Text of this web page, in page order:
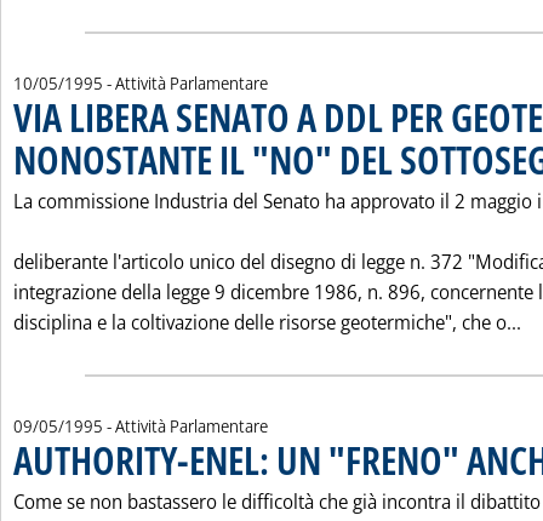
10/05/1995 - Attività Parlamentare
VIA LIBERA SENATO A DDL PER
NONOSTANTE IL "NO" DEL
La commissione Industria del Senato ha approvato il 2 maggio
deliberante l'articolo unico del disegno di legge n. 372
integrazione della legge 9 dicembre 1986, n. 896, concernente
disciplina e la coltivazione delle risorse geotermiche", che o...
09/05/1995 - Attività Parlamentare
AUTHORITY-ENEL: UN "FRENO"
Come se non bastassero le difficoltà che già incontra il dibattito